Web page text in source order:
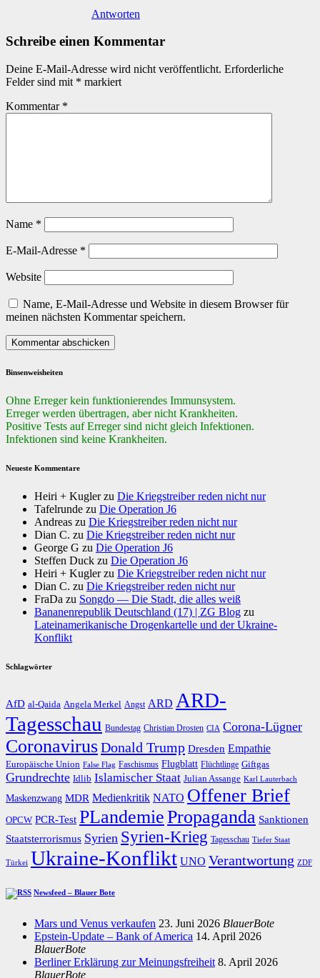
Antworten
Schreibe einen Kommentar
Deine E-Mail-Adresse wird nicht veröffentlicht. Erforderliche
Felder sind mit * markiert
Kommentar *
Name *
E-Mail-Adresse *
Website
Name, E-Mail-Adresse und Website in diesem Browser für
meinen nächsten Kommentar speichern.
Binsenweisheiten
Ohne Erreger kein funktionierendes Immunsystem.
Erreger werden übertragen, aber nicht Krankheiten.
Positive Tests auf Erreger sind nicht gleich Infektionen.
Infektionen sind keine Krankheiten.
Neueste Kommentare
Heiri + Kuglerzu Die Kriegstreiber reden nicht nur
Tafelrunde zu Die Operation J6
Andreas zu Die Kriegstreiber reden nicht nur
Dian C. zu Die Kriegstreiber reden nicht nur
George G zu Die Operation J6
Steffen Duck zu Die Operation J6
Heiri + Kuglerzu Die Kriegstreiber reden nicht nur
Dian C. zu Die Kriegstreiber reden nicht nur
FraDa zu Songdo — Die Stadt, die alles weiß
Bananenrepublik Deutschland (17) | ZG Blog zu
Lateinamerikanische Drogenkartelle und der Ukraine-
Konflikt
Schlagwörter
AfD al-Qaida Angela Merkel Angst ARD ARD-
Tagesschau Bundestag Christian Drosten CIA Corona-Lügner
CoronavirusDonald Trump Dresden Empathie
Europäische Union False Flag Faschismus Flugblatt Flüchtlinge Giftgas
Grundrechte Idlib Islamischer Staat Julian Assange Karl Lauterbach
Maskenzwang MDR Medienkritik NATO Offener Brief
OPCW PCR-Test PLandemiePropaganda Sanktionen
Staatsterrorismus Syrien Syrien-Krieg Tagesschau Tiefer Staat
Türkei Ukraine-Konflikt UNO Verantwortung ZDF
Newsfeed – Blauer Bote
Mars und Venus verkaufen 23. Juni 2026 BlauerBote
Epstein-Update – Bank of America 14. April 2026
BlauerBote
Berliner Erklärung zur Meinungsfreiheit 8. April 2026
BlauerBote